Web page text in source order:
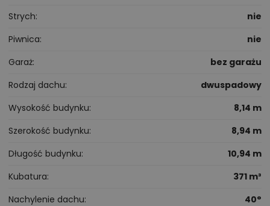
Strych
nie
Piwnica
nie
Garaż
bez garażu
Rodzaj dachu
dwuspadowy
Wysokość budynku
8,14 m
Szerokość budynku
8,94 m
Długość budynku
10,94 m
Kubatura
371 m³
Nachylenie dachu
40°